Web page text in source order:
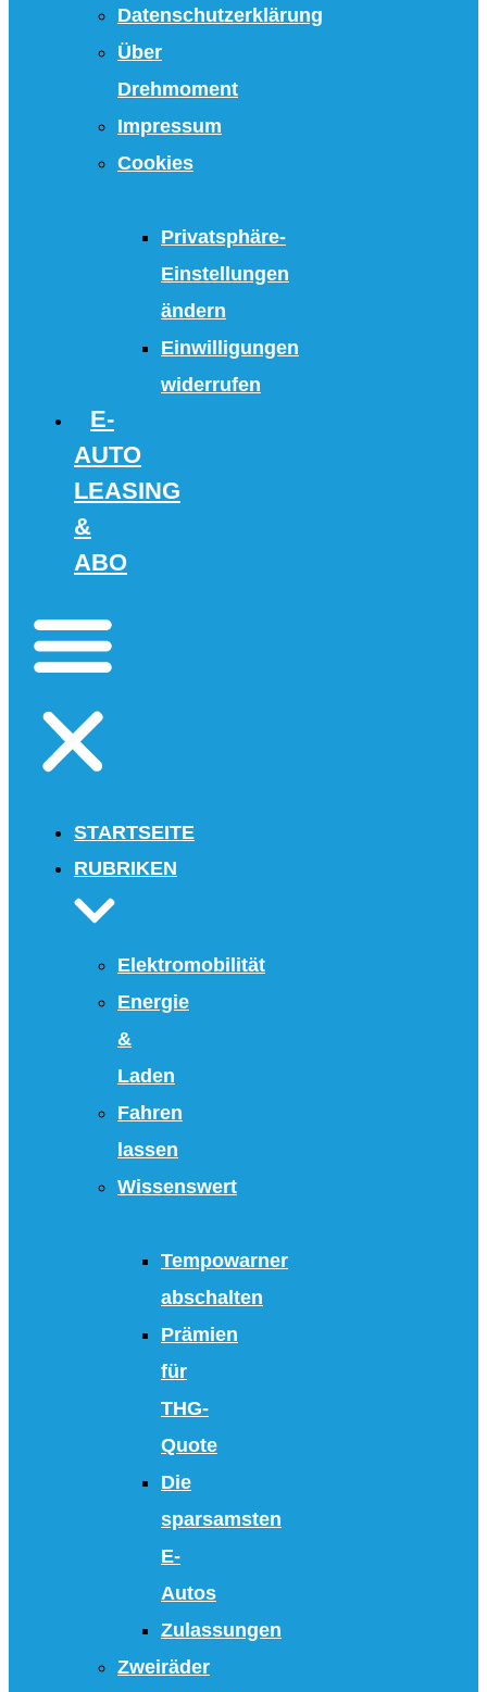
Datenschutzerklärung
Über
Drehmoment
Impressum
Cookies
Privatsphäre-
Einstellungen
ändern
Einwilligungen
widerrufen
E-
AUTO
LEASING
&
ABO
STARTSEITE
RUBRIKEN
Elektromobilität
Energie
&
Laden
Fahren
lassen
Wissenswert
Tempowarner
abschalten
Prämien
für
THG-
Quote
Die
sparsamsten
E-
Autos
Zulassungen
Zweiräder